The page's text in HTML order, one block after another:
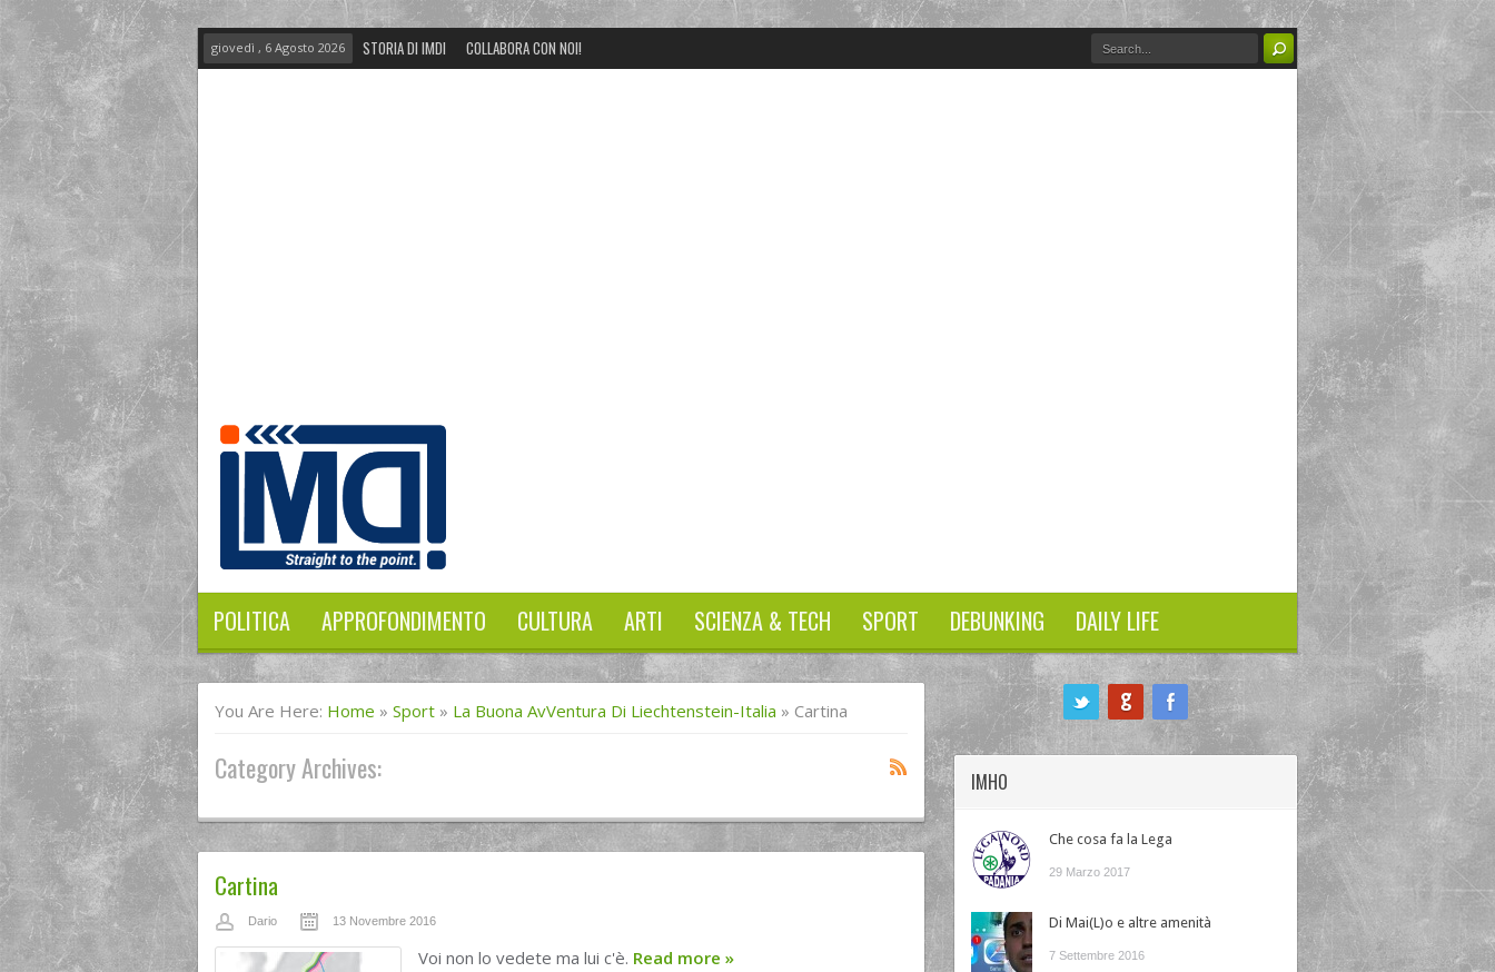
giovedì , 6 Agosto 2026 STORIA DI IMDI COLLABORA CON NOI!
POLITICA APPROFONDIMENTO CULTURA ARTI SCIENZA & TECH SPORT DEBUNKING DAILY LIFE
You Are Here: Home » Sport » La Buona AvVentura Di Liechtenstein-Italia » Cartina
Category Archives:
Cartina
Dario 13 Novembre 2016
Voi non lo vedete ma lui c'è. Read more »
IMHO
Che cosa fa la Lega
29 Marzo 2017
Di Mai(L)o e altre amenità
7 Settembre 2016